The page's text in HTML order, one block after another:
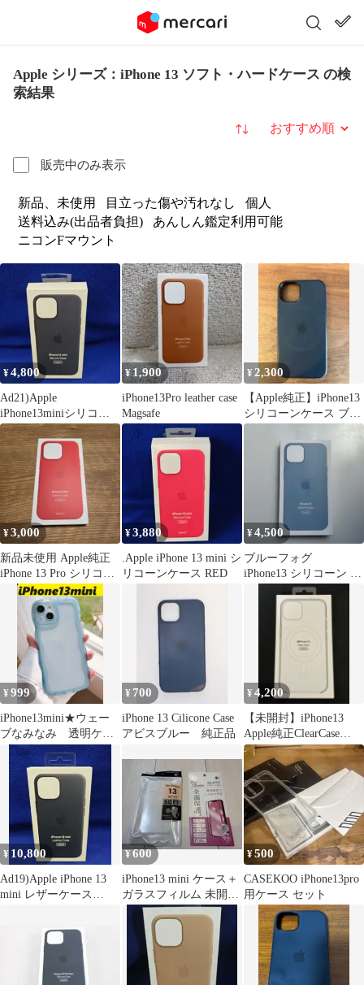
Apple シリーズ：iPhone 13 ソフト・ハードケース の検
索結果
販売中のみ表示
並び替え
新品、未使用 目立った傷や汚れなし
個人
送料込み(出品者負担)
あんしん鑑定利用可能
ニコンFマウント
¥4,800
Ad21)Apple
iPhone13miniシリコー
ンケース Midnight
¥ 1,900
iPhone13Pro leather case
Magsafe
¥ 2,300
【Apple純正】iPhone13
シリコーンケース ブラ
ック
¥3,000
新品未使用 Apple純正
iPhone 13 Pro シリコー
ンケース
¥3,880
.Apple iPhone 13 mini シ
リコーンケース RED
¥4,500
ブルーフォグ
iPhone13 シリコーン ア
ップル Apple シリコ
¥999
iPhone13mini★ウェー
ブなみなみ 透明ケー
ス iPhoneケースブルー
¥ 700
iPhone 13 Cilicone Case
アビスブルー 純正品
¥4,200
【未開封】iPhone13
Apple純正ClearCase
MagSafe対応
¥ 10,800
Ad19)Apple iPhone 13
mini レザーケース
¥600
iPhone13 mini ケース＋
ガラスフィルム 未開封
新品セット
¥500
CASEKOO iPhone13pro
用ケース セット